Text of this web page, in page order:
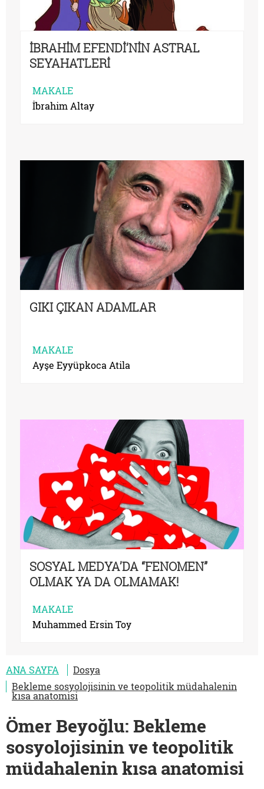
İBRAHİM EFENDİ’NİN ASTRAL
SEYAHATLERİ
MAKALE
İbrahim Altay
GIKI ÇIKAN ADAMLAR
MAKALE
Ayşe Eyyüpkoca Atila
SOSYAL MEDYA’DA “FENOMEN”
OLMAK YA DA OLMAMAK!
MAKALE
Muhammed Ersin Toy
ANA SAYFA
Dosya
Bekleme sosyolojisinin ve teopolitik müdahalenin
kısa anatomisi
Ömer Beyoğlu: Bekleme
sosyolojisinin ve teopolitik
müdahalenin kısa anatomisi